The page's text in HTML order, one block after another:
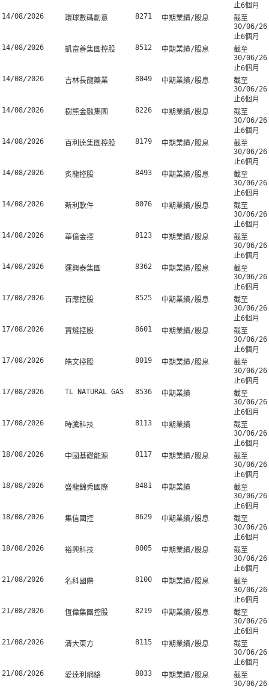
止6個月
14/08/2026
環球數碼創意 8271 中期業績/股息
截至
30/06/26
止6個月
14/08/2026
凱富善集團控股 8512 中期業績/股息
截至
30/06/26
止6個月
14/08/2026
吉林長龍藥業 8049 中期業績/股息
截至
30/06/26
止6個月
14/08/2026
樹熊金融集團 8226 中期業績/股息
截至
30/06/26
止6個月
14/08/2026
百利達集團控股 8179 中期業績/股息
截至
30/06/26
止6個月
14/08/2026
炙龍控股 8493 中期業績/股息
截至
30/06/26
止6個月
14/08/2026
新利軟件 8076 中期業績/股息
截至
30/06/26
止6個月
14/08/2026
華億金控 8123 中期業績/股息
截至
30/06/26
止6個月
14/08/2026
運興泰集團 8362 中期業績/股息
截至
30/06/26
止6個月
17/08/2026
百應控股 8525 中期業績/股息
截至
30/06/26
止6個月
17/08/2026
寶燵控股 8601 中期業績/股息
截至
30/06/26
止6個月
17/08/2026
皓文控股 8019 中期業績/股息
截至
30/06/26
止6個月
17/08/2026
TL NATURAL GAS 8536 中期業績
截至
30/06/26
止6個月
17/08/2026
時騰科技 8113 中期業績
截至
30/06/26
止6個月
18/08/2026
中國基礎能源 8117 中期業績/股息
截至
30/06/26
止6個月
18/08/2026
盛龍錦秀國際 8481 中期業績
截至
30/06/26
止6個月
18/08/2026
集信國控 8629 中期業績/股息
截至
30/06/26
止6個月
18/08/2026
裕興科技 8005 中期業績/股息
截至
30/06/26
止6個月
21/08/2026
名科國際 8100 中期業績/股息
截至
30/06/26
止6個月
21/08/2026
恆偉集團控股 8219 中期業績/股息
截至
30/06/26
止6個月
21/08/2026
清大東方 8115 中期業績/股息
截至
30/06/26
止6個月
21/08/2026
愛達利網絡 8033 中期業績/股息
截至
30/06/26